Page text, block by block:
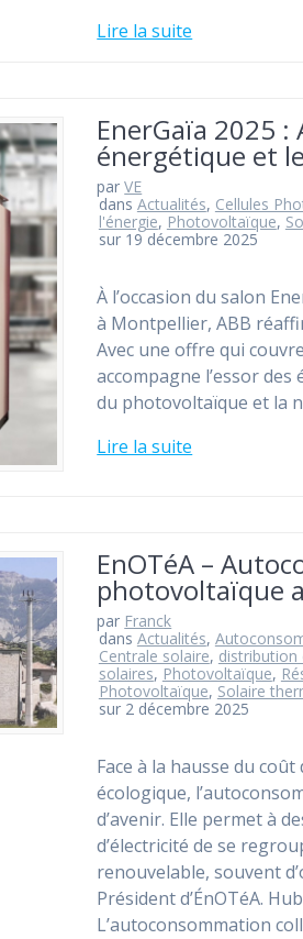
Lire la suite
EnerGaïa 2025 :
énergétique et
parVE
dans Actualités, Cellules
l'énergie, Photovoltaïque,
sur 19 décembre 2025
À l’occasion du salon
à Montpellier, ABB
Avec une offre qui
accompagne l’essor
du photovoltaïque et la
Lire la suite
EnOTéA –
photovoltaïque
par Franck
dans Actualités,
Centrale solaire, distribution
solaires, Photovoltaïque,
Photovoltaïque, Solaire
sur 2 décembre 2025
Face à la hausse du
écologique,
d’avenir. Elle permet à
d’électricité de se
renouvelable, souvent
Président d’ÉnOTéA.
L’autoconsommation